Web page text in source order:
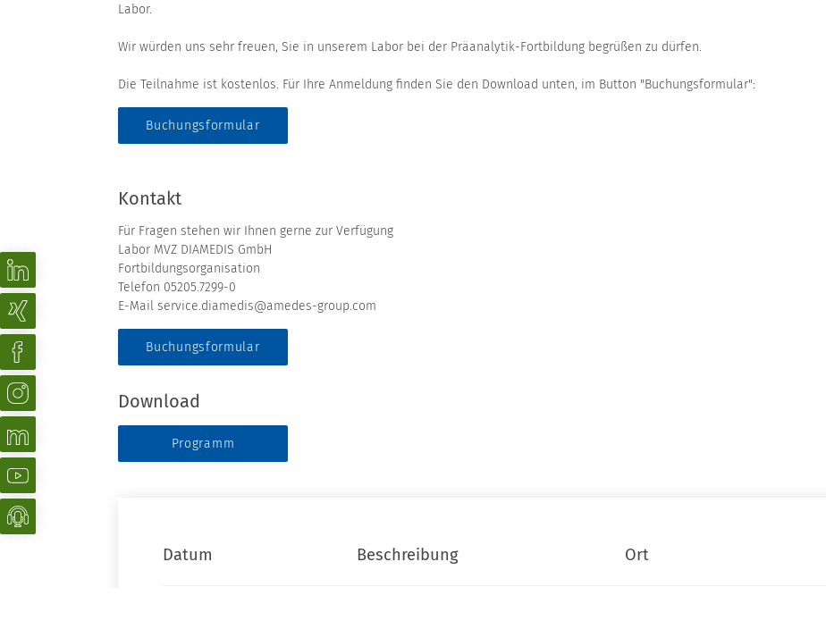
Labor.
Wir würden uns sehr freuen, Sie in unserem Labor bei der Präanalytik-Fortbildung begrüßen zu dürfen.
Die Teilnahme ist kostenlos. Für Ihre Anmeldung finden Sie den Download unten, im Button "Buchungsformular":
Buchungsformular
Kontakt
Für Fragen stehen wir Ihnen gerne zur Verfügung
Labor MVZ DIAMEDIS GmbH
Fortbildungsorganisation
Telefon 05205.7299-0
E-Mail service.diamedis@amedes-group.com
Buchungsformular
Download
Programm
Datum Beschreibung Ort